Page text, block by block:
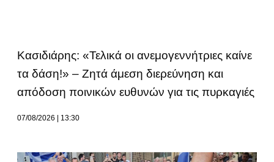
Κασιδιάρης: «Τελικά οι ανεμογεννήτριες καίνε
τα δάση!» – Ζητά άμεση διερεύνηση και
απόδοση ποινικών ευθυνών για τις πυρκαγιές
07/08/2026 13:30